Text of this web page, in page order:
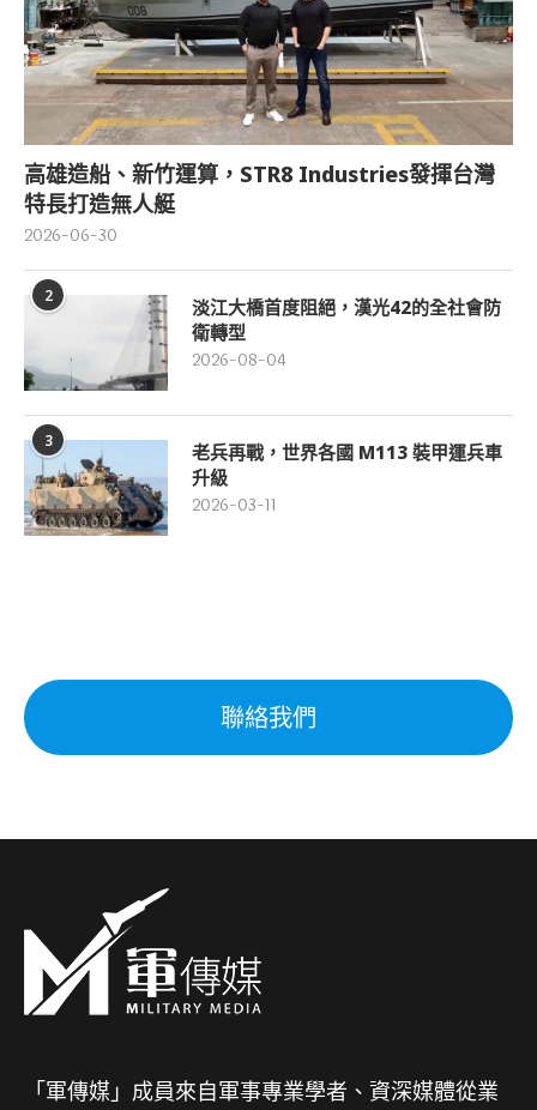
高雄造船、新竹運算，STR8 Industries發揮台灣
特長打造無人艇
2026-06-30
2
淡江大橋首度阻絕，漢光42的全社會防
衛轉型
2026-08-04
3
老兵再戰，世界各國 M113 裝甲運兵車
升級
2026-03-11
聯絡我們
「軍傳媒」成員來自軍事專業學者、資深媒體從業